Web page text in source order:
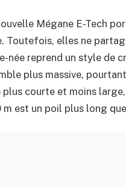
Mégane E-Tech
Toutefois, elles ne
née reprend un style de
plus massive,
courte et moins
m est un poil plus long